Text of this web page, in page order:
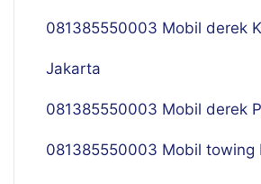
081385550003 Mobil derek
Jakarta
081385550003 Mobil derek
081385550003 Mobil towing